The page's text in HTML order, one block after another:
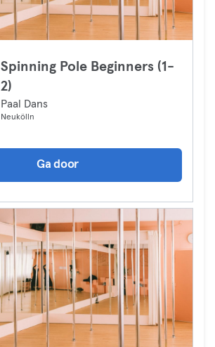
Spinning Pole Beginners (1-
2)
Paal Dans
Neukölln
Ga door